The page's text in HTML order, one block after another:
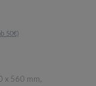
50€)